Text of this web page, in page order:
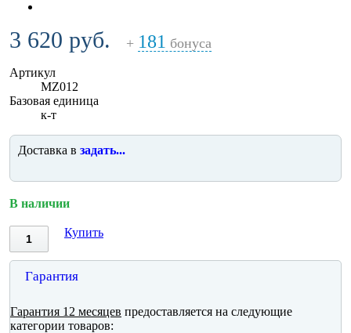
3 620 руб. + 181 бонуса
Артикул
MZ012
Базовая единица
к-т
Доставка в задать...
В наличии
Купить
Гарантия
Гарантия 12 месяцев предоставляется на следующие
категории товаров: